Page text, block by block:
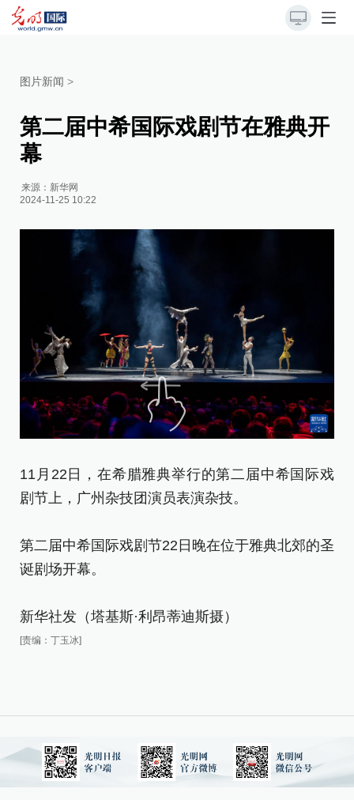
图片新闻 >
第二届中希国际戏剧节在雅典开
幕
来源： 新华网
2024-11-25 10:22
11月22日，在希腊雅典举行的第二届中希国际戏
剧节上，广州杂技团演员表演杂技。
第二届中希国际戏剧节22日晚在位于雅典北郊的圣
诞剧场开幕。
新华社发（塔基斯·利昂蒂迪斯摄）
[责编：丁玉冰]